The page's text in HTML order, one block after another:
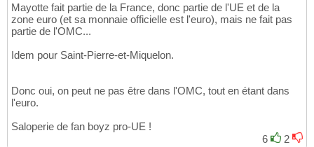
Mayotte fait partie de la France, donc partie de l'UE et de la
zone euro (et sa monnaie officielle est l'euro), mais ne fait pas
partie de l'OMC...
Idem pour Saint-Pierre-et-Miquelon.
Donc oui, on peut ne pas être dans l'OMC, tout en étant dans
l'euro.
Saloperie de fan boyz pro-UE !
6
2